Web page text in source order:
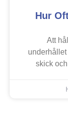
Hur
Att
underhållet
skick